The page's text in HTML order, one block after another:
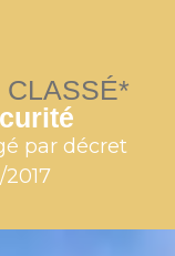
par décret